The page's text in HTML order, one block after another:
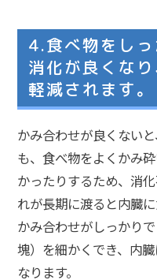
4.食べ物をし
消化が良くな
軽減されます。
かみ合わせが良くない
も、食べ物をよくかみ
かったりするため、消
れが長期に渡ると内臓
かみ合わせがしっかり
塊）を細かくでき、内
なります。